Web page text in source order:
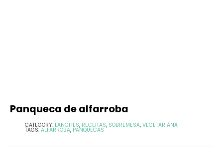
Panqueca de alfarroba
CATEGORY: LANCHES, RECEITAS, SOBREMESA, VEGETARIANA
TAGS: ALFARROBA, PANQUECAS